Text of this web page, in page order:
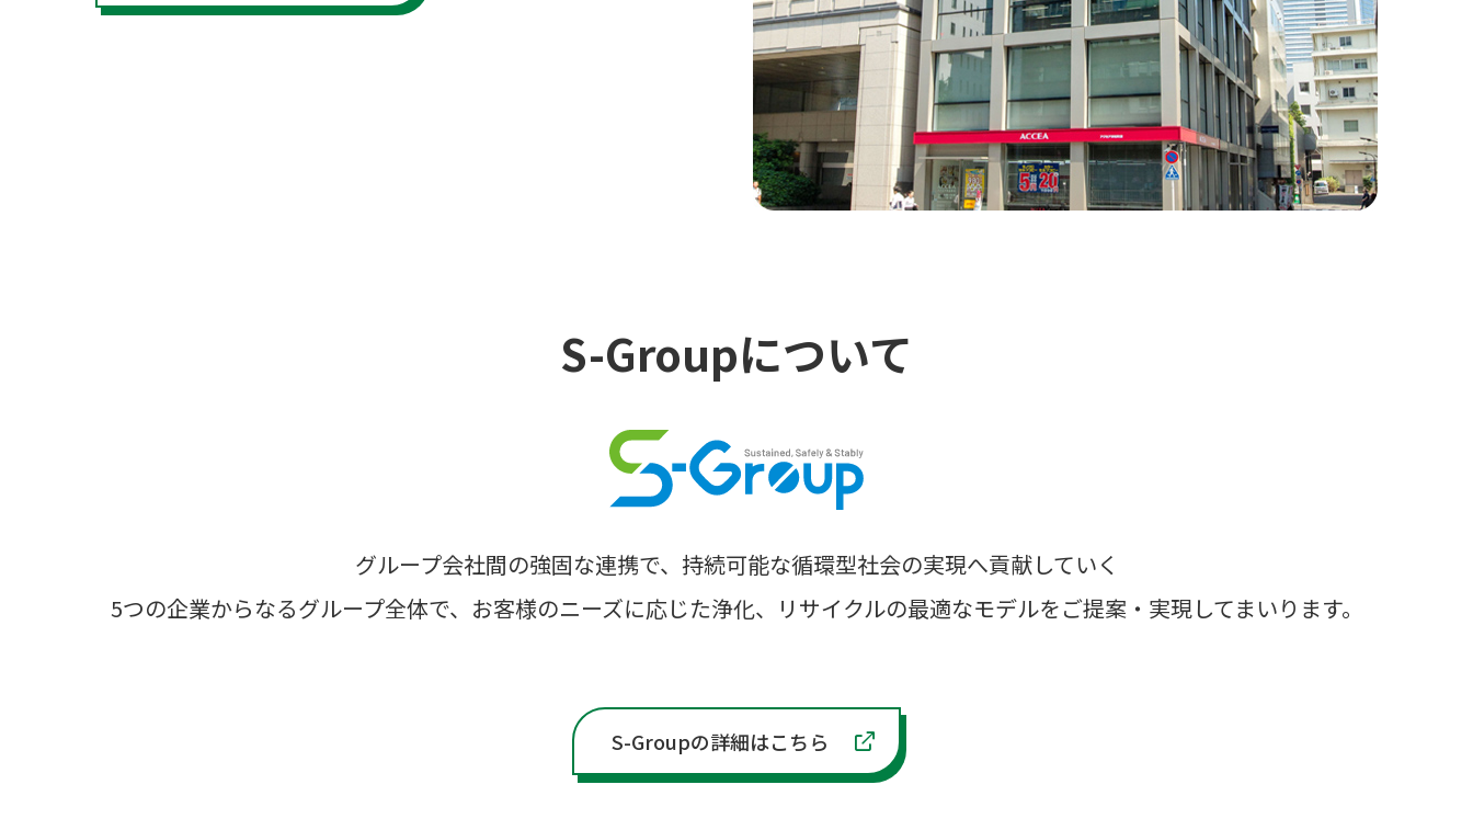
S-Groupについて
グループ会社間の強固な連携で、持続可能な循環型社会の実現へ貢献していく
5つの企業からなるグループ全体で、お客様のニーズに応じた浄化、リサイクルの最適なモデルをご提案・実現してまいります。
S-Groupの詳細はこちら